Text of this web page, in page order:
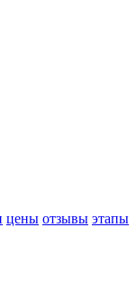
цены отзывы этапы